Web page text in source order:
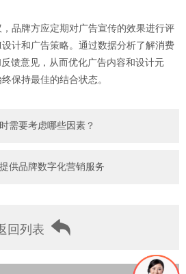
牌方应定期对广告宣传的效果进行评
计和广告策略。通过数据分析了解消费
馈意见，从而优化广告内容和设计元
保持最佳的结合状态。
需要考虑哪些因素？
供品牌数字化营销服务
回列表